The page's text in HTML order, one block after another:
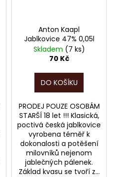
Anton Kaapl
Jablkovice 47% 0,05l
Skladem (7 ks)
70 Kč
DO KOŠÍKU
PRODEJ POUZE OSOBÁM
STARŠÍ 18 let !!! Klasická,
poctivá česká jablkovice
vyrobena téměř k
dokonalosti a potěšení
milovníků nejenom
jablečných pálenek.
Základ kvasu se tvoří z...